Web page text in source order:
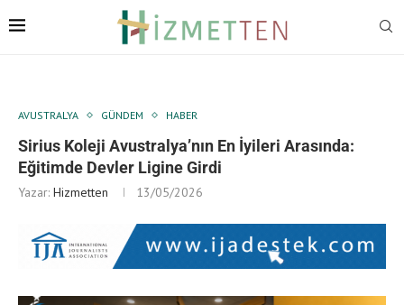
AVUSTRALYA GÜNDEM HABER
Sirius Koleji Avustralya’nın En İyileri Arasında:
Eğitimde Devler Ligine Girdi
Yazar: Hizmetten 13/05/2026